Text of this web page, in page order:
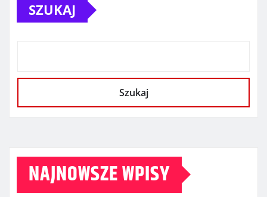
SZUKAJ
Szukaj
NAJNOWSZE WPISY